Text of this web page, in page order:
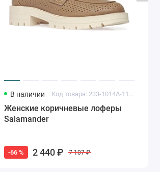
В наличии Код товара: 233-1014A-11081
Женские коричневые лоферы
Salamander
-66 % 2 440 ₽ 7 107 ₽